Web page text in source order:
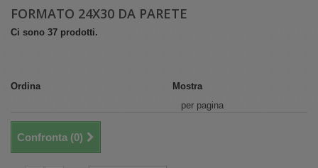
FORMATO 24X30 DA PARETE
Ci sono 37 prodotti.
Ordina
Mostra
per pagina
Confronta (0)